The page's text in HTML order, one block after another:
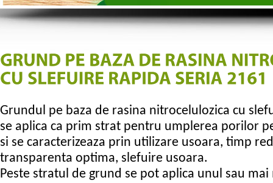
Grundul pe baza de rasina nitrocelulozica cu
se aplica ca prim strat pentru umplerea porilor
si se caracterizeaza prin utilizare usoara, timp
transparenta optima, slefuire usoara.
Peste stratul de grund se pot aplica unul sau